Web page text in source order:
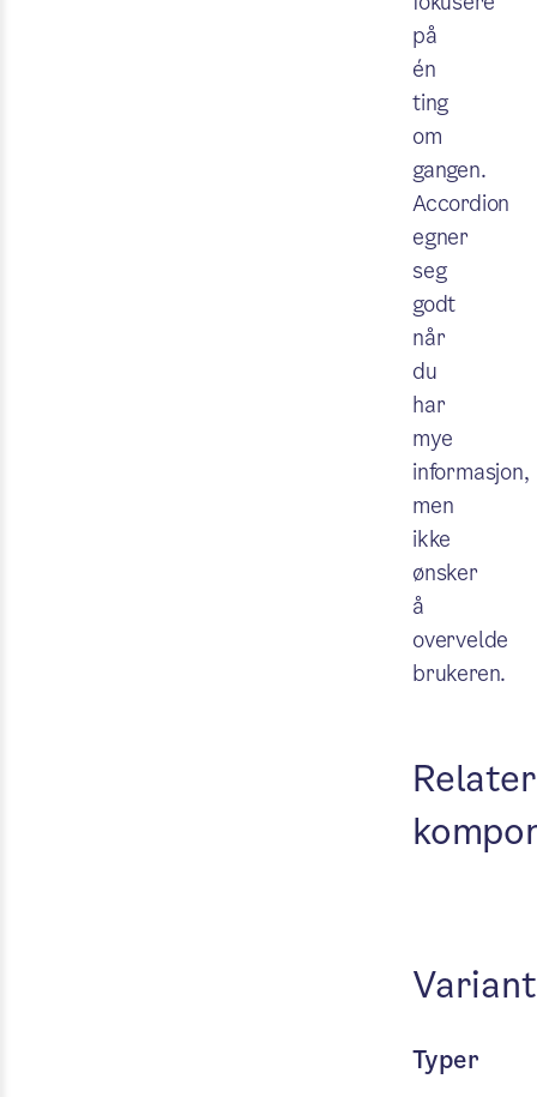
på
én
ting
om
gangen.
Accordion
egner
seg
godt
når
du
har
mye
informasjon,
men
ikke
ønsker
å
overvelde
brukeren.
Typer